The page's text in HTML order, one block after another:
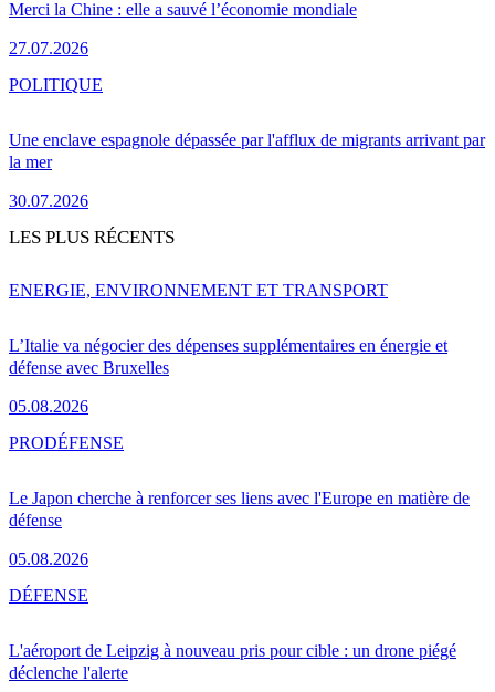
Merci la Chine : elle a sauvé l’économie mondiale
27.07.2026
Une enclave espagnole dépassée par l'afflux de migrants arrivant par
la mer
30.07.2026
POLITIQUE
LES PLUS RÉCENTS
L’Italie va négocier des dépenses supplémentaires en énergie et
défense avec Bruxelles
05.08.2026
ENERGIE, ENVIRONNEMENT ET TRANSPORT
Le Japon cherche à renforcer ses liens avec l'Europe en matière de
défense
05.08.2026
PRODÉFENSE
L'aéroport de Leipzig à nouveau pris pour cible : un drone piégé
déclenche l'alerte
DÉFENSE